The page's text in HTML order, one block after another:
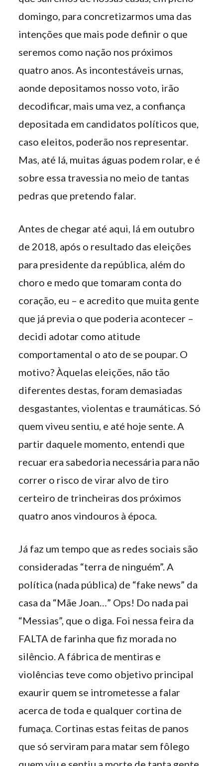
domingo, para concretizarmos uma das
intenções que mais pode definir o que
seremos como nação nos próximos
quatro anos. As incontestáveis urnas,
aonde depositamos nosso voto, irão
decodificar, mais uma vez, a confiança
depositada em candidatos políticos que,
caso eleitos, poderão nos representar.
Mas, até lá, muitas águas podem rolar, e é
sobre essa travessia no meio de tantas
pedras que pretendo falar.
Antes de chegar até aqui, lá em outubro
de 2018, após o resultado das eleições
para presidente da república, além do
choro e medo que tomaram conta do
coração, eu – e acredito que muita gente
que já previa o que poderia acontecer –
decidi adotar como atitude
comportamental o ato de se poupar. O
motivo? Àquelas eleições, não tão
diferentes destas, foram demasiadas
desgastantes, violentas e traumáticas. Só
quem viveu sentiu, e até hoje sente. A
partir daquele momento, entendi que
recuar era sabedoria necessária para não
correr o risco de virar alvo de tiro
certeiro de trincheiras dos próximos
quatro anos vindouros à época.
Já faz um tempo que as redes sociais são
consideradas “terra de ninguém”. A
política (nada pública) de “fake news” da
casa da “Mãe Joan…” Ops! Do nada pai
“Messias”, que o diga. Foi nessa feira da
FALTA de farinha que fiz morada no
silêncio. A fábrica de mentiras e
violências teve como objetivo principal
exaurir quem se intrometesse a falar
acerca de toda e qualquer cortina de
fumaça. Cortinas estas feitas de panos
que só serviram para matar sem fôlego